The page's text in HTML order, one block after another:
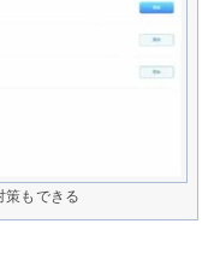
策もできる